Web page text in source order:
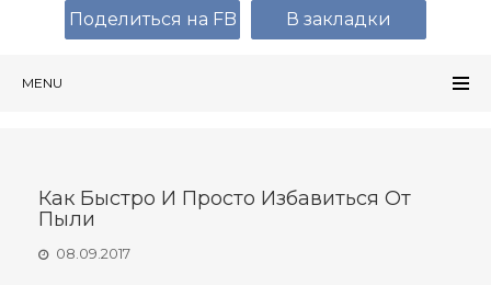
MENU
Как Быстро И Просто Избавиться От
Пыли
08.09.2017
Поделиться на FB В закладки